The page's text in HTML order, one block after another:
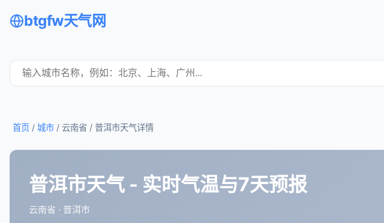
btgfw天气网
首页 / 城市 / 云南省 / 普洱市天气详情
普洱市天气 - 实时气温与7天预报
云南省 · 普洱市